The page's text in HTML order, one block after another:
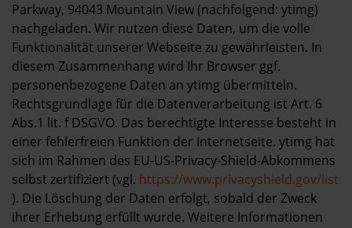
Parkway, 94043 Mountain View (nachfolgend: ytimg)
nachgeladen. Wir nutzen diese Daten, um die volle
Funktionalität unserer Webseite zu gewährleisten. In
diesem Zusammenhang wird Ihr Browser ggf.
personenbezogene Daten an ytimg übermitteln.
Rechtsgrundlage für die Datenverarbeitung ist Art. 6
Abs.1 lit. f DSGVO. Das berechtigte Interesse besteht in
einer fehlerfreien Funktion der Internetseite. ytimg hat
sich im Rahmen des EU-US-Privacy-Shield-Abkommens
selbst zertifiziert (vgl. https://www.privacyshield.gov/list
). Die Löschung der Daten erfolgt, sobald der Zweck
ihrer Erhebung erfüllt wurde. Weitere Informationen